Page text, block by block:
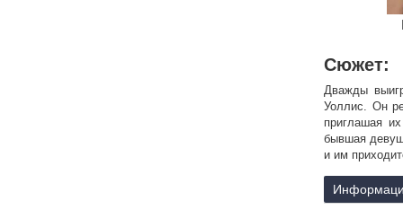
Сюжет:
Дважды
Уоллис. Он
приглашая
бывшая
и им